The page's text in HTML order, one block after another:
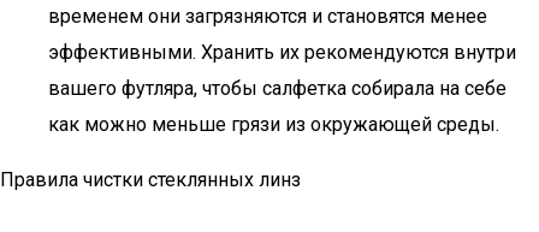
временем они загрязняются и становятся менее
эффективными. Хранить их рекомендуются внутри
вашего футляра, чтобы салфетка собирала на себе
как можно меньше грязи из окружающей среды.
Правила чистки стеклянных линз